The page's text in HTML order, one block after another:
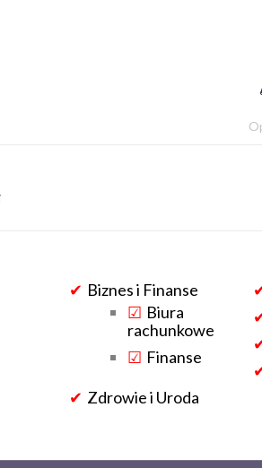
Biznes i Finanse
Biura
rachunkowe
Finanse
Zdrowie i Uroda